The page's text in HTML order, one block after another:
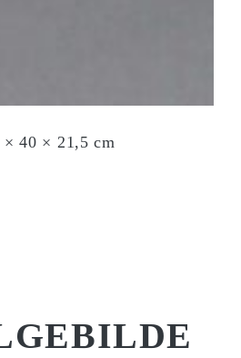
40 × 21,5 cm